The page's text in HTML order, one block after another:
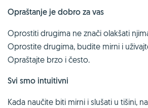
Opraštanje je dobro za vas
Oprostiti drugima ne znači olakšati
Oprostite drugima, budite mirni i
Opraštajte brzo i često.
Svi smo intuitivni
Kada naučite biti mirni i slušati u tišini,